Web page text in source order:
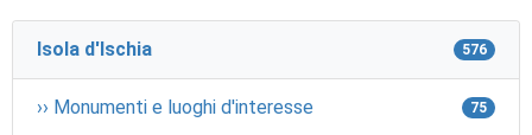
Isola d'Ischia 576
›› Monumenti e luoghi d'interesse 75